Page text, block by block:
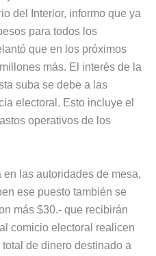
del Interior, informo que ya
para todos los
que en los próximos
más. El interés de la
suba se debe a las
electoral. Esto incluye el
operativos de los
las autoridades de mesa,
ese puesto también se
más $30.- que recibirán
comicio electoral realicen
de dinero destinado a